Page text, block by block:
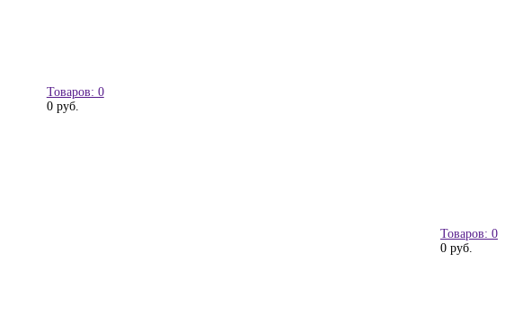
Товаров: 0
0 руб.
Товаров: 0
0 руб.